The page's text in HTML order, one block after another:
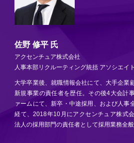
佐野 修平 氏
アクセンチュア株式会社
人事本部リクルーティング統括 アソシエイ
大学卒業後、就職情報会社にて、大手企業
新規事業の責任者を歴任。その後4大会計
ァームにて、新卒・中途採用、および人事
経て、2018年10月にアクセンチュア株式
法人の採用部門の責任者として採用業務全般